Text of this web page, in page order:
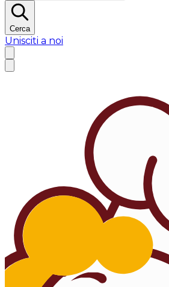
Cerca
Unisciti a noi